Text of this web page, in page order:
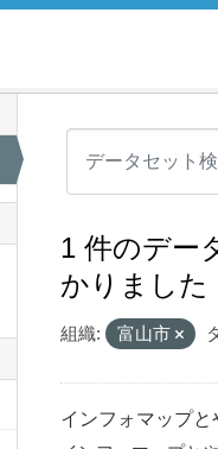
1 件のデー
かりました
組織: 富山市
インフォマップ